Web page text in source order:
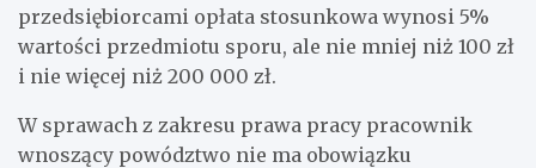
przedsiębiorcami opłata stosunkowa wynosi 5%
wartości przedmiotu sporu, ale nie mniej niż 100 zł
i nie więcej niż 200 000 zł.
W sprawach z zakresu prawa pracy pracownik
wnoszący powództwo nie ma obowiązku